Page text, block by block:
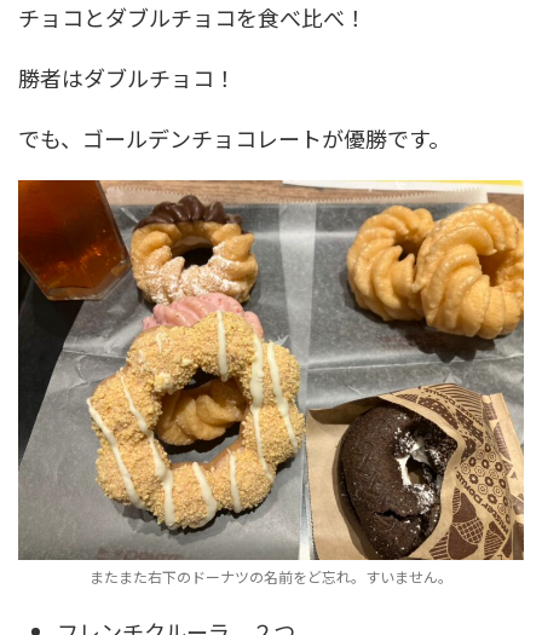
チョコとダブルチョコを食べ比べ！
勝者はダブルチョコ！
でも、ゴールデンチョコレートが優勝です。
またまた右下のドーナツの名前をど忘れ。すいません。